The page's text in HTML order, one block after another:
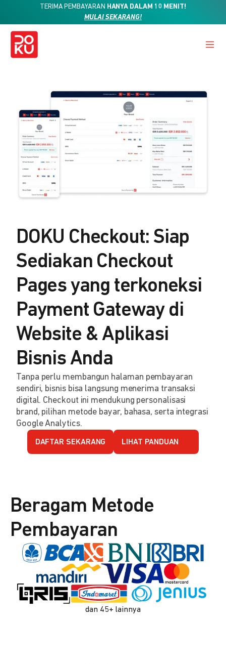
TERIMA PEMBAYARAN HANYA DALAM 10 MENIT!
MULAI SEKARANG!
DOKU Checkout: Siap
Sediakan Checkout
Pages yang terkoneksi
Payment Gateway di
Website & Aplikasi
Bisnis Anda
Tanpa perlu membangun halaman pembayaran
sendiri, bisnis bisa langsung menerima transaksi
digital. Checkout ini mendukung personalisasi
brand, pilihan metode bayar, bahasa, serta integrasi
Google Analytics.
DAFTAR SEKARANG LIHAT PANDUAN
Beragam Metode
Pembayaran
dan 45+ lainnya